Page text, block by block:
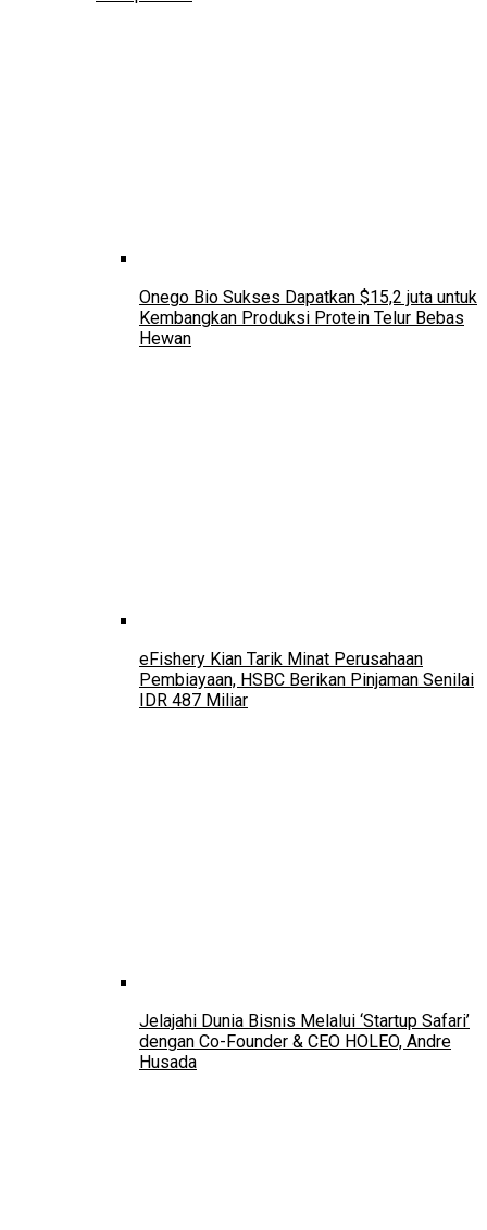
Onego Bio Sukses Dapatkan $15,2 juta untuk
Kembangkan Produksi Protein Telur Bebas
Hewan
eFishery Kian Tarik Minat Perusahaan
Pembiayaan, HSBC Berikan Pinjaman Senilai
IDR 487 Miliar
Jelajahi Dunia Bisnis Melalui ‘Startup Safari’
dengan Co-Founder & CEO HOLEO, Andre
Husada